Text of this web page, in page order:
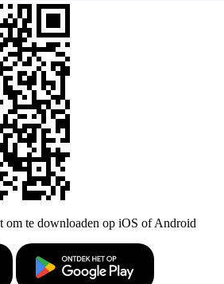
om te downloaden op iOS of Android